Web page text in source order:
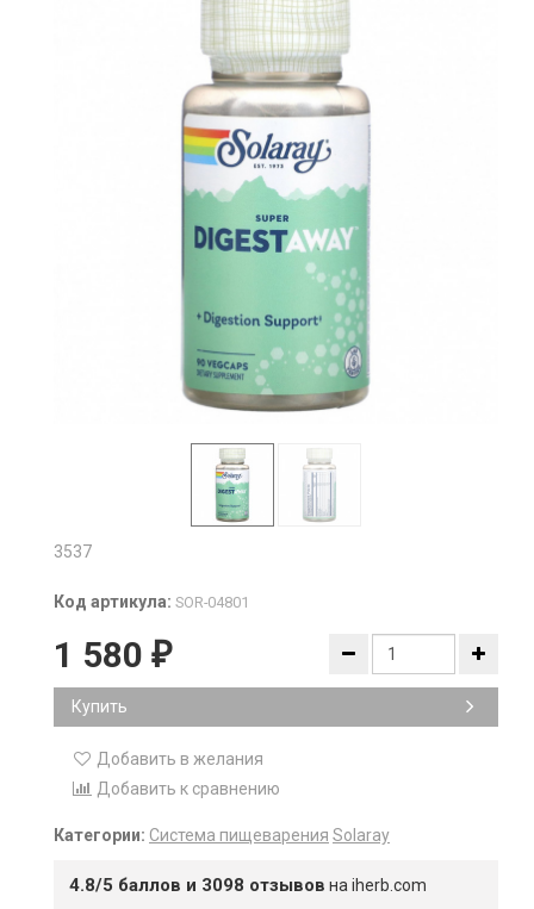
3537
Код артикула: SOR-04801
1 580 ₽
Купить
Добавить в желания
Добавить к сравнению
Категории: Система пищеварения Solaray
4.8/5 баллов и 3098 отзывов на iherb.com